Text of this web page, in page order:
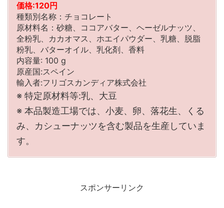
価格:120円
種類別名称：チョコレート
原材料名：砂糖、ココアバター、ヘーゼルナッツ、
全粉乳、カカオマス、ホエイパウダー、乳糖、脱脂
粉乳、バターオイル、乳化剤、香料
内容量: 100 g
原産国:スペイン
輸入者:フリゴスカンディア株式会社
※ 特定原材料等:乳、大豆
※ 本品製造工場では、小麦、卵、落花生、くる
み、カシューナッツを含む製品を生産していま
す。
スポンサーリンク